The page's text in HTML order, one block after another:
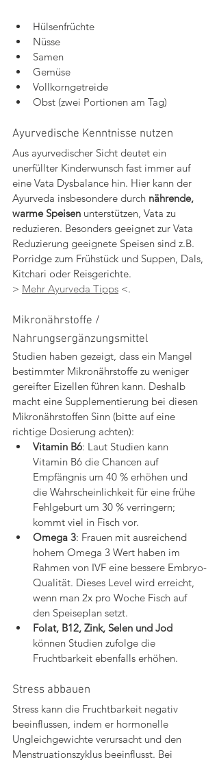
Hülsenfrüchte
Nüsse
Samen
Gemüse
Vollkorngetreide
Obst (zwei Portionen am Tag)
Ayurvedische Kenntnisse nutzen
Aus ayurvedischer Sicht deutet ein
unerfüllter Kinderwunsch fast immer auf
eine Vata Dysbalance hin. Hier kann der
Ayurveda insbesondere durch nährende,
warme Speisen unterstützen, Vata zu
reduzieren. Besonders geeignet zur Vata
Reduzierung geeignete Speisen sind z.B.
Porridge zum Frühstück und Suppen, Dals,
Kitchari oder Reisgerichte.
> Mehr Ayurveda Tipps <.
Mikronährstoffe /
Nahrungsergänzungsmittel
Studien haben gezeigt, dass ein Mangel
bestimmter Mikronährstoffe zu weniger
gereifter Eizellen führen kann. Deshalb
macht eine Supplementierung bei diesen
Mikronährstoffen Sinn (bitte auf eine
richtige Dosierung achten):
Vitamin B6: Laut Studien kann
Vitamin B6 die Chancen auf
Empfängnis um 40 % erhöhen und
die Wahrscheinlichkeit für eine frühe
Fehlgeburt um 30 % verringern;
kommt viel in Fisch vor.
Omega 3: Frauen mit ausreichend
hohem Omega 3 Wert haben im
Rahmen von IVF eine bessere Embryo-
Qualität. Dieses Level wird erreicht,
wenn man 2x pro Woche Fisch auf
den Speiseplan setzt.
Folat, B12, Zink, Selen und Jod
können Studien zufolge die
Fruchtbarkeit ebenfalls erhöhen.
Stress abbauen
Stress kann die Fruchtbarkeit negativ
beeinflussen, indem er hormonelle
Ungleichgewichte verursacht und den
Menstruationszyklus beeinflusst. Bei